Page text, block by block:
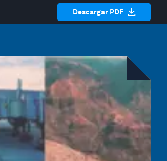
Descargar PDF